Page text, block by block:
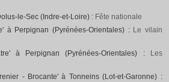
le-Sec (Indre-et-Loire) : Fête nationale
à Perpignan (Pyrénées-Orientales) : Le vilain
à Perpignan (Pyrénées-Orientales) :
Les
- Brocante' à Tonneins (Lot-et-Garonne) :